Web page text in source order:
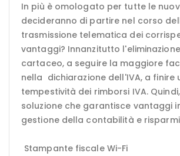
In più è omologato per tutte le
decideranno di partire nel corso
trasmissione telematica dei
vantaggi? Innanzitutto
cartaceo, a seguire la maggiore
nella dichiarazione dell'IVA, a finire
tempestività dei rimborsi IVA.
soluzione che garantisce vantaggi
gestione della contabilità e
Stampante fiscale Wi-Fi